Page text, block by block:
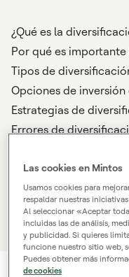
¿Qué es la
Por qué es
Tipos de
Opciones de
Estrategias de
Errores de
Cómo Mintos te
Comienza a
FAQs
Las cookies en Mintos
Usamos cookies para
respaldar nuestras
Al seleccionar «Aceptar
incluidas las de análisis,
y publicidad. Si quieres
funcione nuestro sitio web,
Puedes obtener más
de cookies